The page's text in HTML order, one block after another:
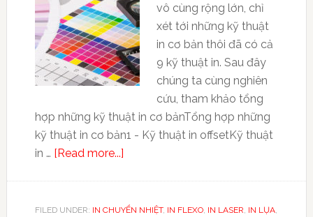
vô cùng rộng lớn, chỉ
xét tới những kỹ thuật
in cơ bản thôi đã có cả
9 kỹ thuật in. Sau đây
chúng ta cùng nghiên
cứu, tham khảo tổng
hợp những kỹ thuật in cơ bảnTổng hợp những
kỹ thuật in cơ bản1 - Kỹ thuật in offsetKỹ thuật
in … [Read more...]
FILED UNDER: IN CHUYỂN NHIỆT, IN FLEXO, IN LASER, IN LỤA,